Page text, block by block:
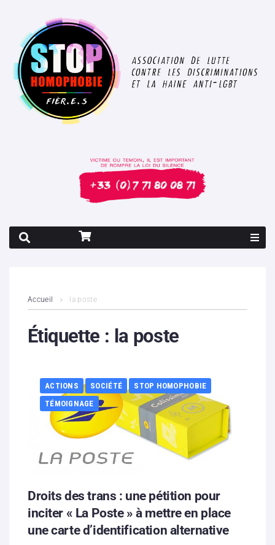
Contenus litigieux
Boutique
Partenaires
Accueil la poste
Étiquette : la poste
ACTIONS SOCIÉTÉ
STOP HOMOPHOBIE
TÉMOIGNAGE
Droits des trans : une pétition pour
inciter « La Poste » à mettre en place
une carte d’identification alternative